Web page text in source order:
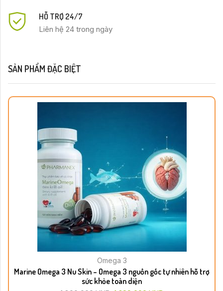
HỖ TRỢ 24/7
Liên hệ 24 trong ngày
SẢN PHẨM ĐẶC BIỆT
Omega 3
Marine Omega 3 Nu Skin – Omega 3 nguồn gốc tự nhiên hỗ trợ
sức khỏe toàn diện